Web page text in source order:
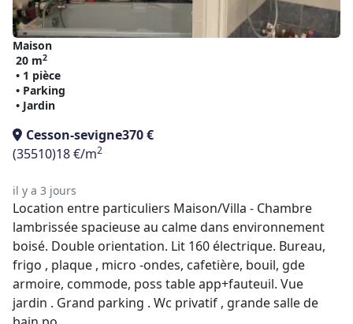
Maison
20 m2
• 1 pièce
• Parking
• Jardin
Cesson-sevigne370 €
(35510)18 €/m2
il y a 3 jours
Location entre particuliers Maison/Villa - Chambre
lambrissée spacieuse au calme dans environnement
boisé. Double orientation. Lit 160 électrique. Bureau,
frigo , plaque , micro -ondes, cafetière, bouil, gde
armoire, commode, poss table app+fauteuil. Vue
jardin . Grand parking . Wc privatif , grande salle de